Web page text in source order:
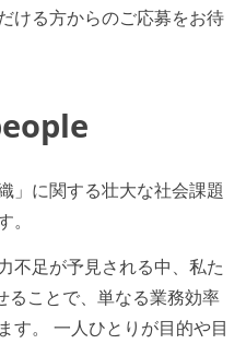
ける方からのご応募をお待
」に関する壮大な社会課題
不足が予見される中、私た
ることで、単なる業務効率
す。 一人ひとりが目的や目